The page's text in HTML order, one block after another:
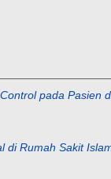
pada Pasien
di Rumah Sakit